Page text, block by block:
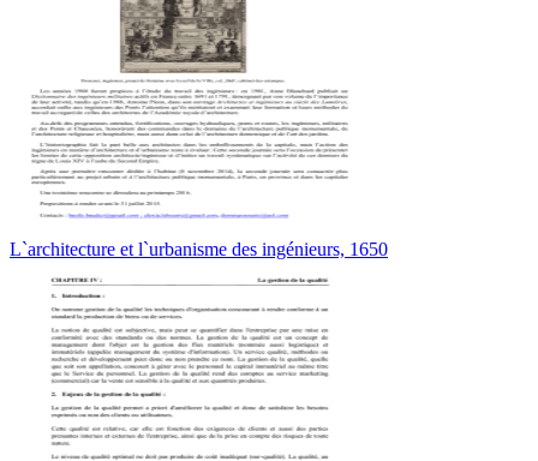
L`architecture et l`urbanisme des ingénieurs, 1650